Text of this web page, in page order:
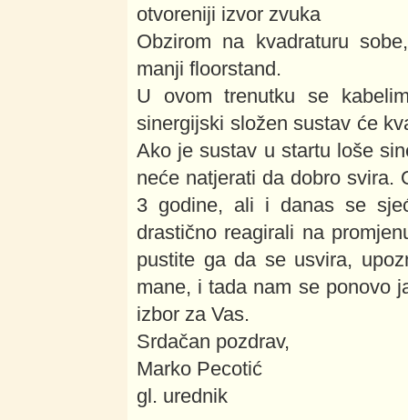
otvoreniji izvor zvuka
Obzirom na kvadraturu
manji floorstand.
U ovom trenutku se
sinergijski složen sustav će
Ako je sustav u startu loše
neće natjerati da dobro svira.
3 godine, ali i danas se
drastično reagirali na
pustite ga da se usvira,
mane, i tada nam se ponovo
izbor za Vas.
Srdačan pozdrav,
Marko Pecotić
gl. urednik